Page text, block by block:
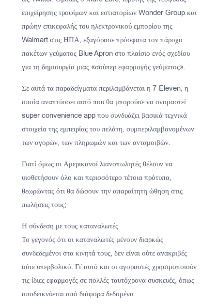
επιχείρησης τροφίμων και εστιατορίων Wonder Group και
πρώην επικεφαλής του ηλεκτρονικού εμπορίου της
Walmart στις ΗΠΑ, εξαγόρασε πρόσφατα τον πάροχο
πακέτων γεύματος Blue Apron στο πλαίσιο ενός σχεδίου
για τη δημιουργία μιας «σούπερ εφαρμογής γεύματος».
Σε αυτά τα παραδείγματα περιλαμβάνεται η 7-Eleven, η
οποία αναπτύσσει αυτό που θα μπορούσε να ονομαστεί
super convenience app που συνδυάζει βασικά τεχνικά
στοιχεία της εμπειρίας του πελάτη, συμπεριλαμβανομένων
των αγορών, των πληρωμών και των ανταμοιβών.
Γιατί όμως οι Αμερικανοί λιανοπωλητές θέλουν να
υιοθετήσουν όλο και περισσότερο τέτοια πρότυπα,
θεωρώντας ότι θα δώσουν την απαραίτητη ώθηση στις
πωλήσεις τους;
Η σύνδεση με τους καταναλωτές
Το γεγονός ότι οι καταναλωτές μένουν διαρκώς
συνδεδεμένοι στα κινητά τους, δεν είναι ούτε ανακριβές
ούτε υπερβολικό. Γι’ αυτό και οι αγοραστές χρησιμοποιούν
τις ίδιες εφαρμογές σε πολλές ταυτόχρονα συσκευές, όπως
αποδεικνύεται από διάφορα δεδομένα.